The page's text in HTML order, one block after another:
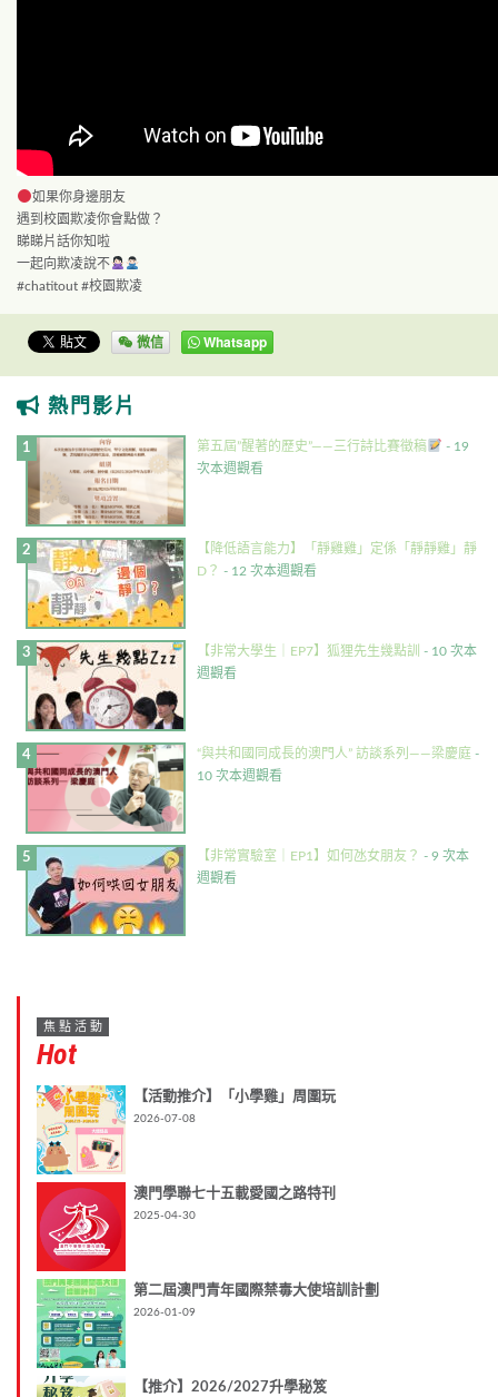
如果你身邊朋友
遇到校園欺凌你會點做？
睇睇片話你知啦
一起向欺凌說不
#chatitout #校園欺凌
微信 Whatsapp
熱門影片
第五屆”醒著的歷史”——三行詩比賽徵稿
- 19
次本週觀看
【降低語言能力】「靜雞雞」定係「靜靜雞」靜
D？ - 12 次本週觀看
【非常大學生｜EP7】狐狸先生幾點訓 - 10 次本
週觀看
“與共和國同成長的澳門人” 訪談系列——梁慶庭 -
10 次本週觀看
【非常實驗室｜EP1】如何氹女朋友？ - 9 次本
週觀看
焦點活動
Hot
【活動推介】「小學雞」周圍玩
2026-07-08
澳門學聯七十五載愛國之路特刊
2025-04-30
第二屆澳門青年國際禁毒大使培訓計劃
2026-01-09
【推介】2026/2027升學秘笈